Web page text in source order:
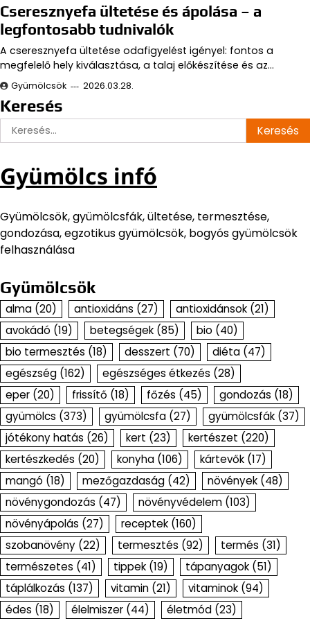
Cseresznyefa ültetése és ápolása – a
legfontosabb tudnivalók
A cseresznyefa ültetése odafigyelést igényel: fontos a
megfelelő hely kiválasztása, a talaj előkészítése és az…
Gyümölcsök 2026.03.28.
Keresés
Keresés:
Gyümölcs infó
Gyümölcsök, gyümölcsfák, ültetése, termesztése,
gondozása, egzotikus gyümölcsök, bogyós gyümölcsök
felhasználása
Gyümölcsök
alma (20) antioxidáns (27) antioxidánsok (21)
avokádó (19) betegségek (85) bio (40)
bio termesztés (18) desszert (70) diéta (47)
egészség (162) egészséges étkezés (28)
eper (20) frissítő (18) főzés (45) gondozás (18)
gyümölcs (373) gyümölcsfa (27) gyümölcsfák (37)
jótékony hatás (26) kert (23) kertészet (220)
kertészkedés (20) konyha (106) kártevők (17)
mangó (18) mezőgazdaság (42) növények (48)
növénygondozás (47) növényvédelem (103)
növényápolás (27) receptek (160)
szobanövény (22) termesztés (92) termés (31)
természetes (41) tippek (19) tápanyagok (51)
táplálkozás (137) vitamin (21) vitaminok (94)
édes (18) élelmiszer (44) életmód (23)